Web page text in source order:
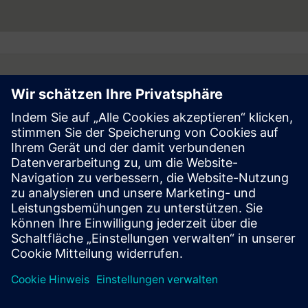
Follow
Press | Company | Siemens
© Siemens 1996 – 2026
Corporate Information
Privacy Notice
Cookie Notice